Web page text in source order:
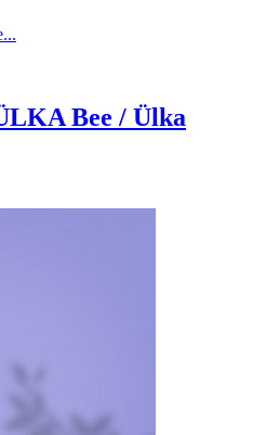
Bee / Ülka